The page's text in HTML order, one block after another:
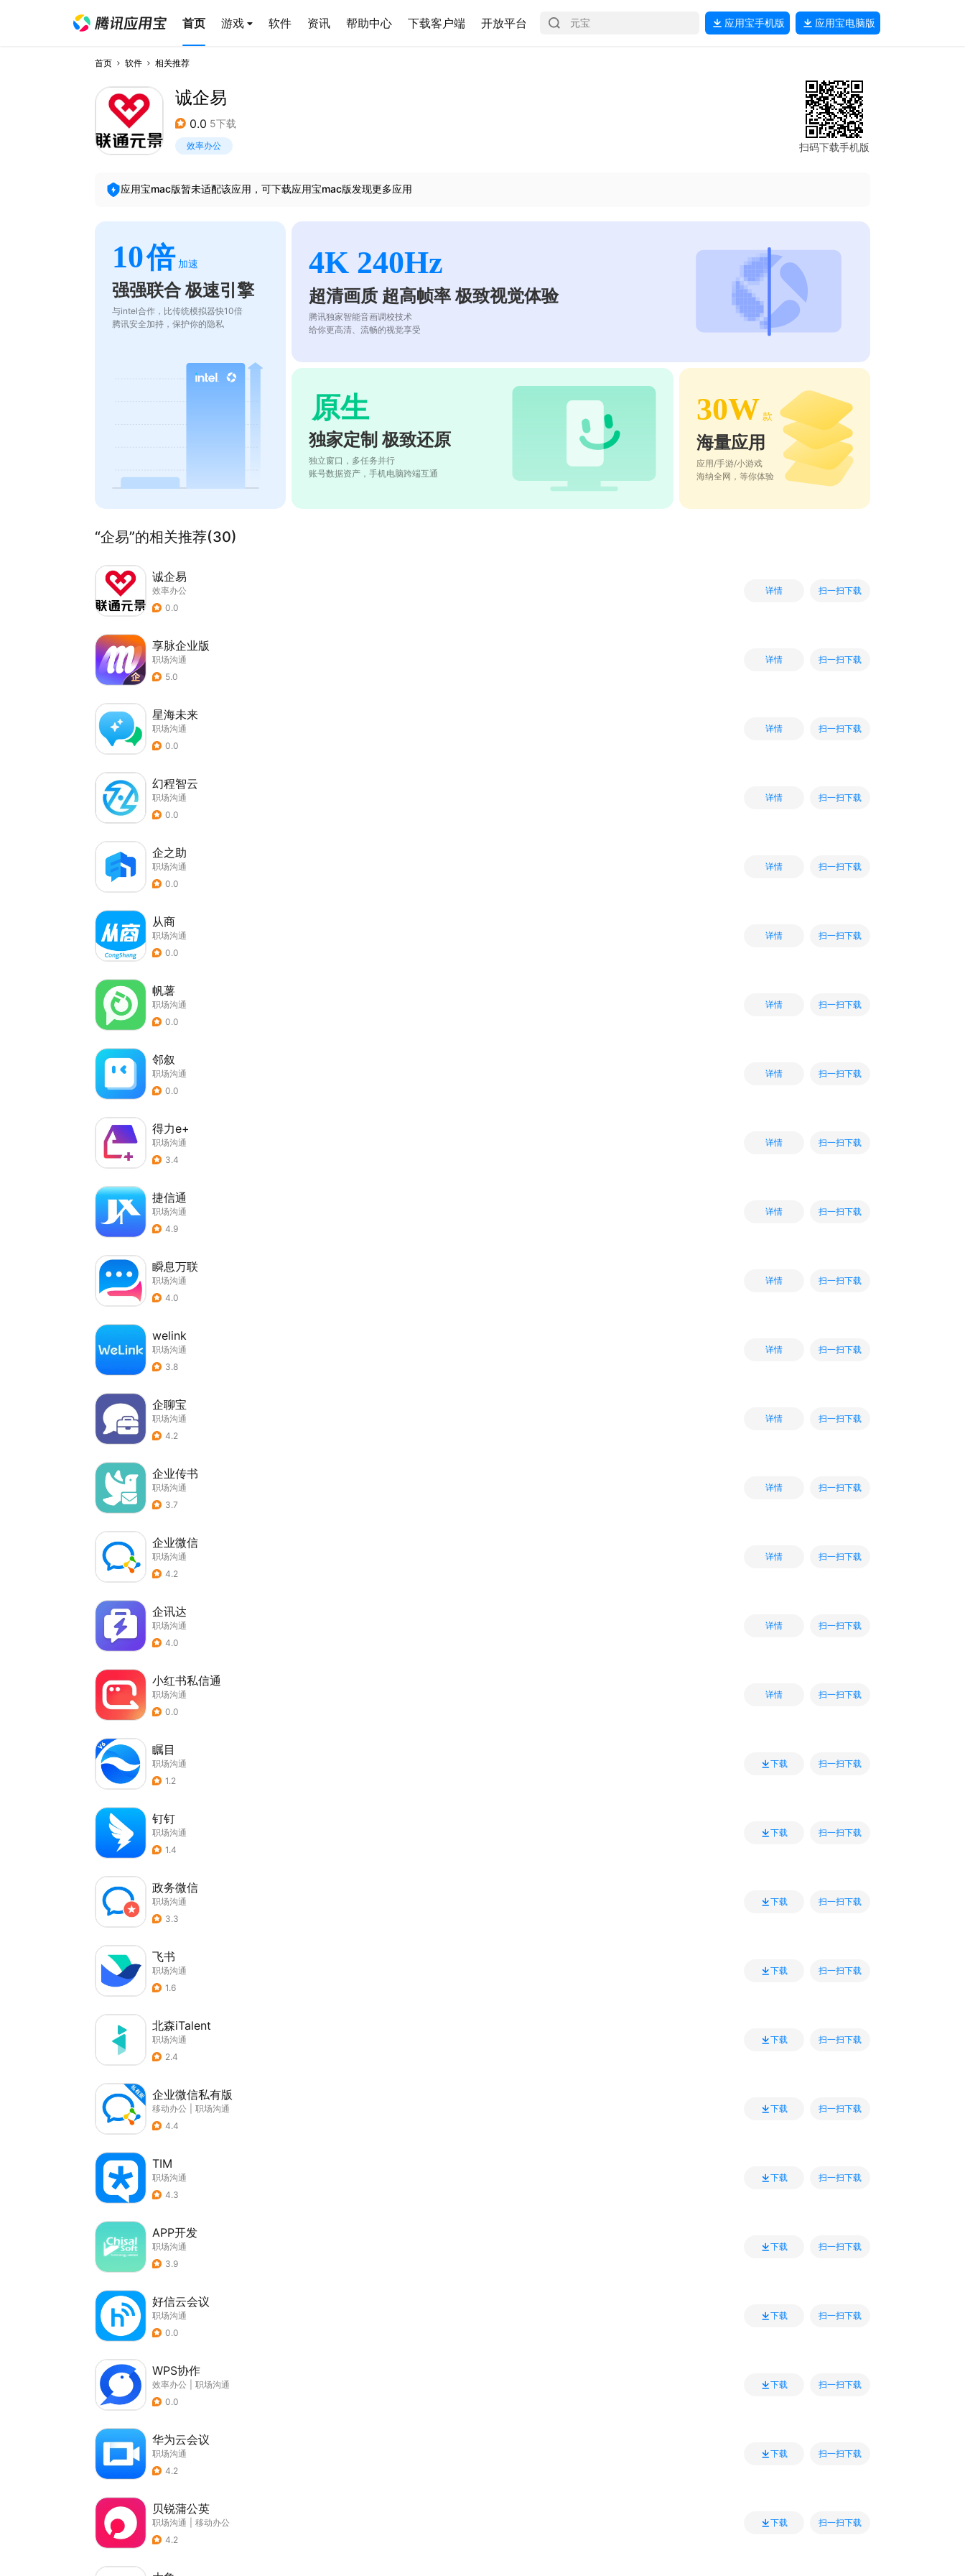
首页 游戏 软件 资讯 帮助中心 下载客户端 开放平台 应用宝手机版 应用宝电脑版
首页 软件 相关推荐
诚企易
0.0 5下载
效率办公 扫码下载手机版
应用宝mac版暂未适配该应用，可下载应用宝mac版发现更多应用
10倍 加速
强强联合 极速引擎
与intel合作，比传统模拟器快10倍
腾讯安全加持，保护你的隐私
4K 240Hz
超清画质 超高帧率 极致视觉体验
腾讯独家智能音画调校技术
给你更高清、流畅的视觉享受
原生
独家定制 极致还原
独立窗口，多任务并行
账号数据资产，手机电脑跨端互通
30W 款
海量应用
应用/手游/小游戏
海纳全网，等你体验
“企易”的相关推荐(30)
诚企易
效率办公
0.0
详情 扫一扫下载
享脉企业版
职场沟通
5.0
详情 扫一扫下载
星海未来
职场沟通
0.0
详情 扫一扫下载
幻程智云
职场沟通
0.0
详情 扫一扫下载
企之助
职场沟通
0.0
详情 扫一扫下载
从商
职场沟通
0.0
详情 扫一扫下载
帆薯
职场沟通
0.0
详情 扫一扫下载
邻叙
职场沟通
0.0
详情 扫一扫下载
得力e+
职场沟通
3.4
详情 扫一扫下载
捷信通
职场沟通
4.9
详情 扫一扫下载
瞬息万联
职场沟通
4.0
详情 扫一扫下载
welink
职场沟通
3.8
详情 扫一扫下载
企聊宝
职场沟通
4.2
详情 扫一扫下载
企业传书
职场沟通
3.7
详情 扫一扫下载
企业微信
职场沟通
4.2
详情 扫一扫下载
企讯达
职场沟通
4.0
详情 扫一扫下载
小红书私信通
职场沟通
0.0
详情 扫一扫下载
瞩目
职场沟通
1.2
下载 扫一扫下载
钉钉
职场沟通
1.4
下载 扫一扫下载
政务微信
职场沟通
3.3
下载 扫一扫下载
飞书
职场沟通
1.6
下载 扫一扫下载
北森iTalent
职场沟通
2.4
下载 扫一扫下载
企业微信私有版
移动办公
职场沟通
4.4
下载 扫一扫下载
TIM
职场沟通
4.3
下载 扫一扫下载
APP开发
职场沟通
3.9
下载 扫一扫下载
好信云会议
职场沟通
0.0
下载 扫一扫下载
WPS协作
效率办公
职场沟通
0.0
下载 扫一扫下载
华为云会议
职场沟通
4.2
下载 扫一扫下载
贝锐蒲公英
职场沟通
移动办公
4.2
下载 扫一扫下载